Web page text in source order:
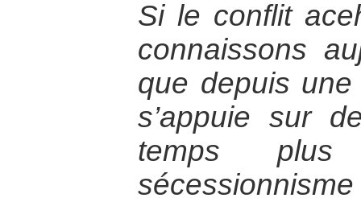
Si le conflit
connaissons
que depuis une
s’appuie sur
temps